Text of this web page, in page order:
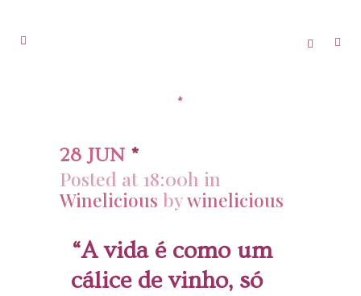
*
28 JUN *
Posted at 18:00h in
Winelicious bywinelicious
“A vida é como um
cálice de vinho, só